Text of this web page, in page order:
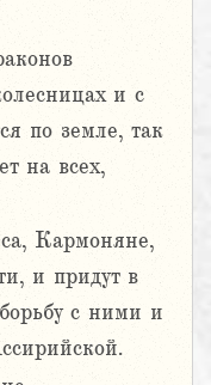
и с
по земле, так
на всех,
Кармоняне,
и придут в
с ними и